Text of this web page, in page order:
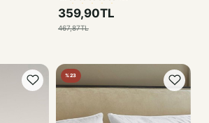
359,90TL
467,87TL
%23